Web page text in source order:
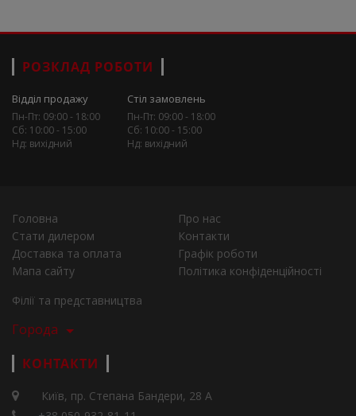
РОЗКЛАД РОБОТИ
Відділ продажу
Пн-Пт: 09:00 - 18:00
Сб: 10:00 - 15:00
Нд: вихідний
Стіл замовлень
Пн-Пт: 09:00 - 18:00
Сб: 10:00 - 15:00
Нд: вихідний
Головна
Про нас
Стати дилером
Контакти
Доставка та оплата
Графік роботи
Мапа сайту
Політика конфіденційності
Філії та представництва
Города
КОНТАКТИ
Київ, пр. Степана Бандери, 28 А